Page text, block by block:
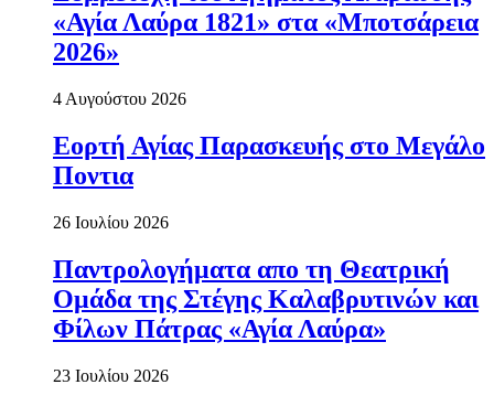
«Αγία Λαύρα 1821» στα «Μποτσάρεια
2026»
4 Αυγούστου 2026
Εορτή Αγίας Παρασκευής στο Μεγάλο
Ποντια
26 Ιουλίου 2026
Παντρολογήματα απο τη Θεατρική
Ομάδα της Στέγης Καλαβρυτινών και
Φίλων Πάτρας «Αγία Λαύρα»
23 Ιουλίου 2026